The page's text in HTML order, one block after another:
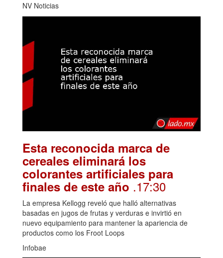
NV Noticias
Esta reconocida marca de
cereales eliminará los
colorantes artificiales para
finales de este año .17:30
La empresa Kellogg reveló que halló alternativas
basadas en jugos de frutas y verduras e invirtió en
nuevo equipamiento para mantener la apariencia de
productos como los Froot Loops
Infobae